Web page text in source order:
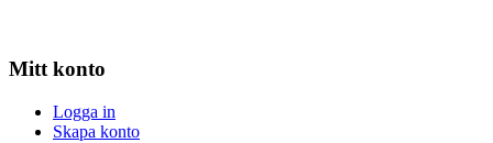
Mitt konto
Logga in
Skapa konto